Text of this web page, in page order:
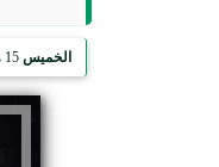
الخميس 15 مايو 2025